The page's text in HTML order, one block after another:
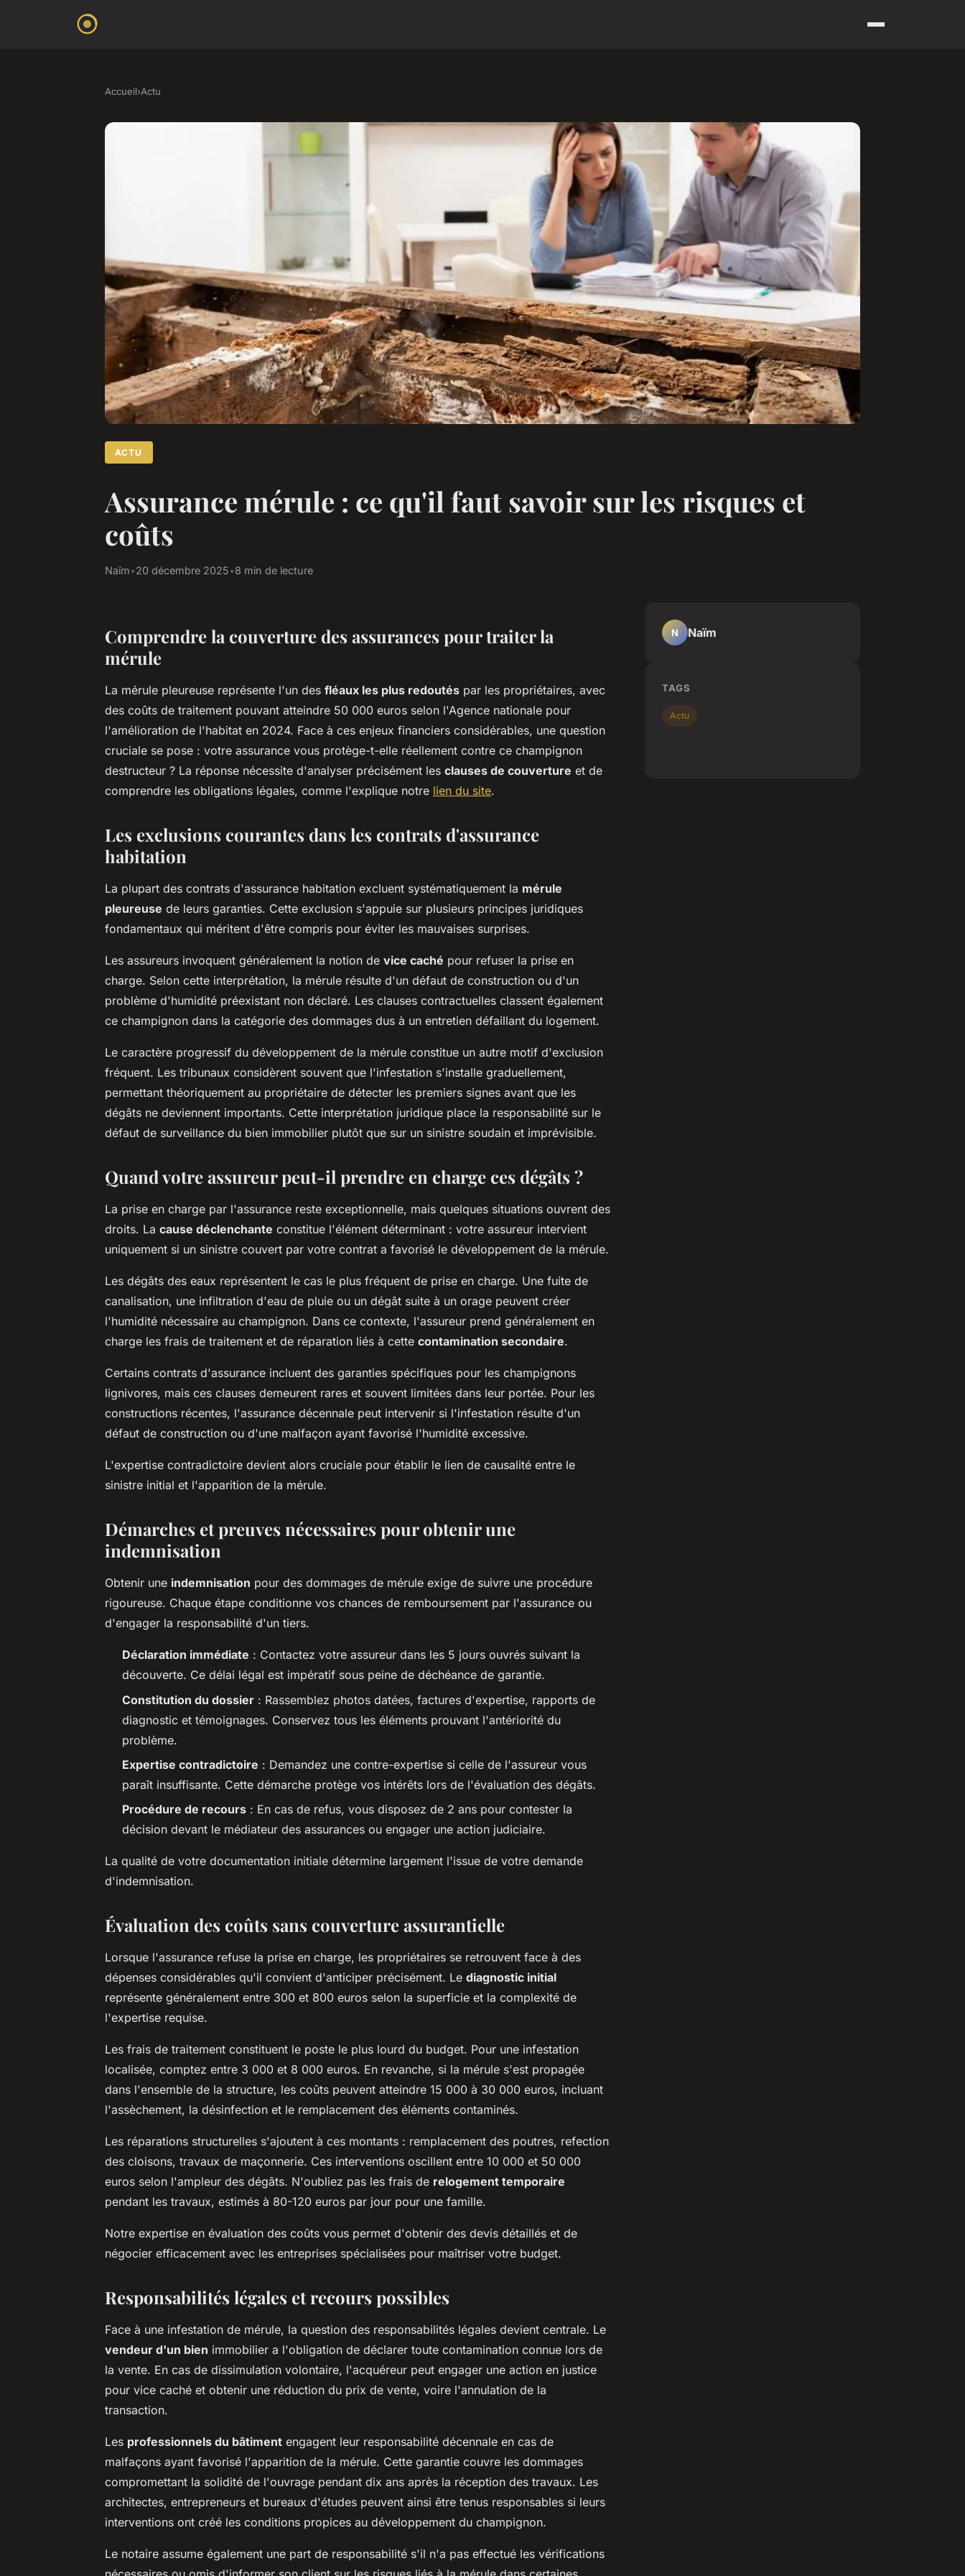
Accueil›Actu
ACTU
Assurance mérule : ce qu'il faut savoir sur les risques et
coûts
Naïm•20 décembre 2025•8 min de lecture
Comprendre la couverture des assurances pour traiter la
mérule
La mérule pleureuse représente l'un des fléaux les plus redoutés par les propriétaires, avec
des coûts de traitement pouvant atteindre 50 000 euros selon l'Agence nationale pour
l'amélioration de l'habitat en 2024. Face à ces enjeux financiers considérables, une question
cruciale se pose : votre assurance vous protège-t-elle réellement contre ce champignon
destructeur ? La réponse nécessite d'analyser précisément les clauses de couverture et de
comprendre les obligations légales, comme l'explique notre lien du site.
Les exclusions courantes dans les contrats d'assurance
habitation
La plupart des contrats d'assurance habitation excluent systématiquement la mérule
pleureuse de leurs garanties. Cette exclusion s'appuie sur plusieurs principes juridiques
fondamentaux qui méritent d'être compris pour éviter les mauvaises surprises.
Les assureurs invoquent généralement la notion de vice caché pour refuser la prise en
charge. Selon cette interprétation, la mérule résulte d'un défaut de construction ou d'un
problème d'humidité préexistant non déclaré. Les clauses contractuelles classent également
ce champignon dans la catégorie des dommages dus à un entretien défaillant du logement.
Le caractère progressif du développement de la mérule constitue un autre motif d'exclusion
fréquent. Les tribunaux considèrent souvent que l'infestation s'installe graduellement,
permettant théoriquement au propriétaire de détecter les premiers signes avant que les
dégâts ne deviennent importants. Cette interprétation juridique place la responsabilité sur le
défaut de surveillance du bien immobilier plutôt que sur un sinistre soudain et imprévisible.
Quand votre assureur peut-il prendre en charge ces dégâts ?
La prise en charge par l'assurance reste exceptionnelle, mais quelques situations ouvrent des
droits. La cause déclenchante constitue l'élément déterminant : votre assureur intervient
uniquement si un sinistre couvert par votre contrat a favorisé le développement de la mérule.
Les dégâts des eaux représentent le cas le plus fréquent de prise en charge. Une fuite de
canalisation, une infiltration d'eau de pluie ou un dégât suite à un orage peuvent créer
l'humidité nécessaire au champignon. Dans ce contexte, l'assureur prend généralement en
charge les frais de traitement et de réparation liés à cette contamination secondaire.
Certains contrats d'assurance incluent des garanties spécifiques pour les champignons
lignivores, mais ces clauses demeurent rares et souvent limitées dans leur portée. Pour les
constructions récentes, l'assurance décennale peut intervenir si l'infestation résulte d'un
défaut de construction ou d'une malfaçon ayant favorisé l'humidité excessive.
L'expertise contradictoire devient alors cruciale pour établir le lien de causalité entre le
sinistre initial et l'apparition de la mérule.
Démarches et preuves nécessaires pour obtenir une
indemnisation
Obtenir une indemnisation pour des dommages de mérule exige de suivre une procédure
rigoureuse. Chaque étape conditionne vos chances de remboursement par l'assurance ou
d'engager la responsabilité d'un tiers.
Déclaration immédiate : Contactez votre assureur dans les 5 jours ouvrés suivant la
découverte. Ce délai légal est impératif sous peine de déchéance de garantie.
Constitution du dossier : Rassemblez photos datées, factures d'expertise, rapports de
diagnostic et témoignages. Conservez tous les éléments prouvant l'antériorité du
problème.
Expertise contradictoire : Demandez une contre-expertise si celle de l'assureur vous
paraît insuffisante. Cette démarche protège vos intérêts lors de l'évaluation des dégâts.
Procédure de recours : En cas de refus, vous disposez de 2 ans pour contester la
décision devant le médiateur des assurances ou engager une action judiciaire.
La qualité de votre documentation initiale détermine largement l'issue de votre demande
d'indemnisation.
Évaluation des coûts sans couverture assurantielle
Lorsque l'assurance refuse la prise en charge, les propriétaires se retrouvent face à des
dépenses considérables qu'il convient d'anticiper précisément. Le diagnostic initial
représente généralement entre 300 et 800 euros selon la superficie et la complexité de
l'expertise requise.
Les frais de traitement constituent le poste le plus lourd du budget. Pour une infestation
localisée, comptez entre 3 000 et 8 000 euros. En revanche, si la mérule s'est propagée
dans l'ensemble de la structure, les coûts peuvent atteindre 15 000 à 30 000 euros, incluant
l'assèchement, la désinfection et le remplacement des éléments contaminés.
Les réparations structurelles s'ajoutent à ces montants : remplacement des poutres, refection
des cloisons, travaux de maçonnerie. Ces interventions oscillent entre 10 000 et 50 000
euros selon l'ampleur des dégâts. N'oubliez pas les frais de relogement temporaire
pendant les travaux, estimés à 80-120 euros par jour pour une famille.
Notre expertise en évaluation des coûts vous permet d'obtenir des devis détaillés et de
négocier efficacement avec les entreprises spécialisées pour maîtriser votre budget.
Responsabilités légales et recours possibles
Face à une infestation de mérule, la question des responsabilités légales devient centrale. Le
vendeur d'un bien immobilier a l'obligation de déclarer toute contamination connue lors de
la vente. En cas de dissimulation volontaire, l'acquéreur peut engager une action en justice
pour vice caché et obtenir une réduction du prix de vente, voire l'annulation de la
transaction.
Les professionnels du bâtiment engagent leur responsabilité décennale en cas de
malfaçons ayant favorisé l'apparition de la mérule. Cette garantie couvre les dommages
compromettant la solidité de l'ouvrage pendant dix ans après la réception des travaux. Les
architectes, entrepreneurs et bureaux d'études peuvent ainsi être tenus responsables si leurs
interventions ont créé les conditions propices au développement du champignon.
Le notaire assume également une part de responsabilité s'il n'a pas effectué les vérifications
N Naïm
TAGS
Actu